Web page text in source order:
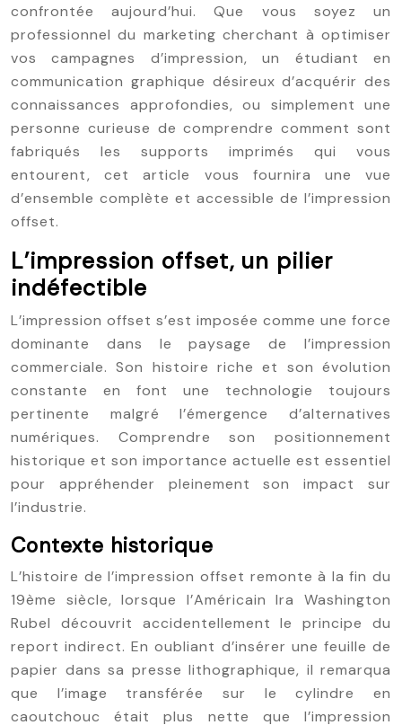
confrontée aujourd’hui. Que vous soyez un
professionnel du marketing cherchant à optimiser
vos campagnes d’impression, un étudiant en
communication graphique désireux d’acquérir des
connaissances approfondies, ou simplement une
personne curieuse de comprendre comment sont
fabriqués les supports imprimés qui vous
entourent, cet article vous fournira une vue
d’ensemble complète et accessible de l’impression
offset.
L’impression offset, un pilier
indéfectible
L’impression offset s’est imposée comme une force
dominante dans le paysage de l’impression
commerciale. Son histoire riche et son évolution
constante en font une technologie toujours
pertinente malgré l’émergence d’alternatives
numériques. Comprendre son positionnement
historique et son importance actuelle est essentiel
pour appréhender pleinement son impact sur
l’industrie.
Contexte historique
L’histoire de l’impression offset remonte à la fin du
19ème siècle, lorsque l’Américain Ira Washington
Rubel découvrit accidentellement le principe du
report indirect. En oubliant d’insérer une feuille de
papier dans sa presse lithographique, il remarqua
que l’image transférée sur le cylindre en
caoutchouc était plus nette que l’impression